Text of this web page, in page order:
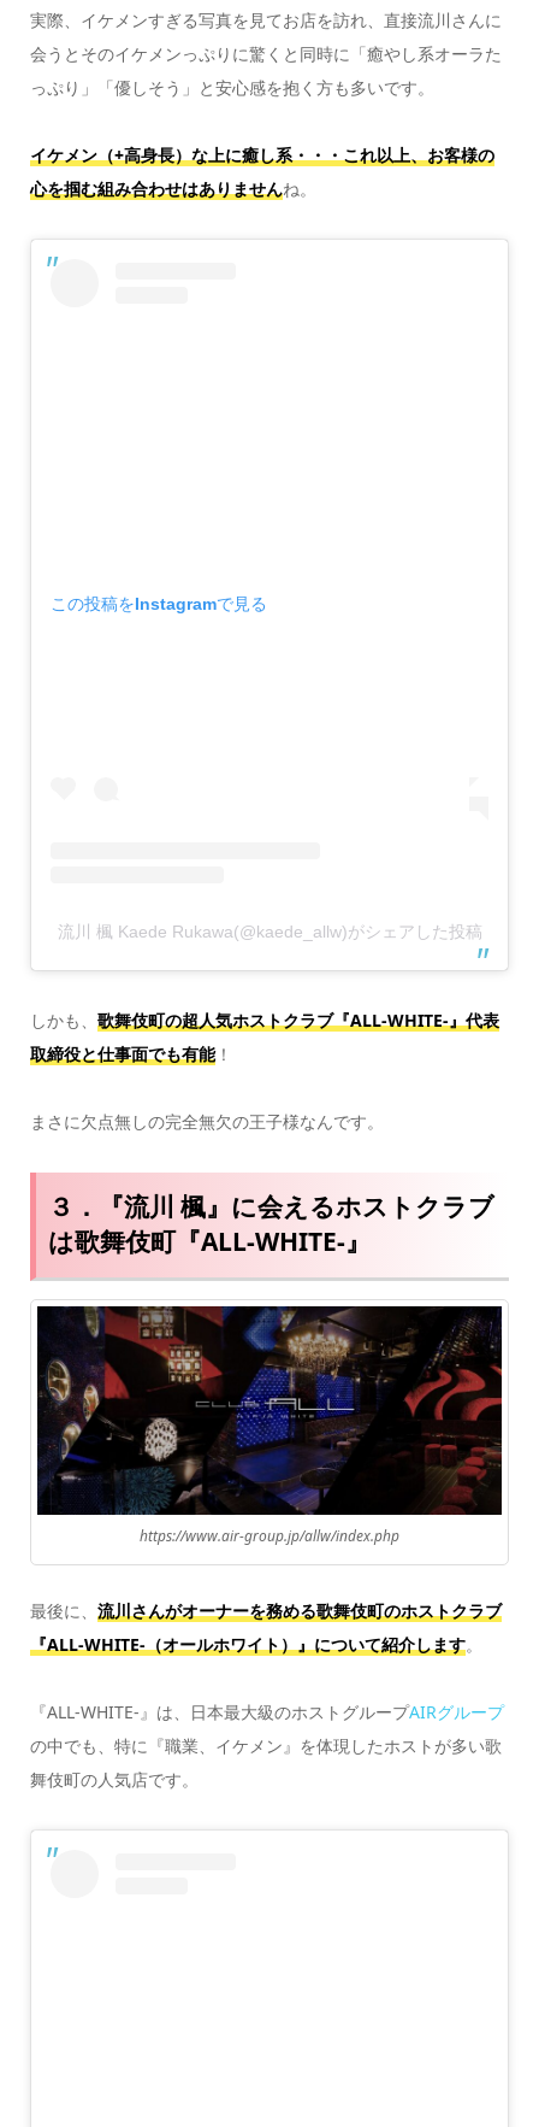
実際、イケメンすぎる写真を見てお店を訪れ、直接流川さんに
会うとそのイケメンっぷりに驚くと同時に「癒やし系オーラた
っぷり」「優しそう」と安心感を抱く方も多いです。
イケメン（+高身長）な上に癒し系・・・これ以上、お客様の
心を掴む組み合わせはありませんね。
この投稿をInstagramで見る
流川 楓 Kaede Rukawa(@kaede_allw)がシェアした投稿
しかも、 歌舞伎町の超人気ホストクラブ『ALL-WHITE-』代表
取締役と仕事面でも有能！
まさに欠点無しの完全無欠の王子様なんです。
３．『流川 楓』に会えるホストクラブ
は歌舞伎町『ALL-WHITE-』
https://www.air-group.jp/allw/index.php
最後に、 流川さんがオーナーを務める歌舞伎町のホストクラブ
『ALL-WHITE-（オールホワイト）』について紹介します。
『ALL-WHITE-』は、日本最大級のホストグループAIRグループ
の中でも、特に『職業、イケメン』 を体現したホストが多い歌
舞伎町の人気店です。